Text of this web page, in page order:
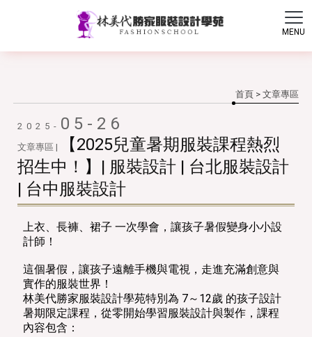
首頁 > 文章專區
2025- 05-26
文章專區 |
【2025兒童暑期服裝課程熱烈
招生中！】| 服裝設計 | 台北服裝設計
| 台中服裝設計
上衣、長褲、裙子 一次學會，讓孩子暑假變身小小設
計師！
這個暑假，讓孩子遠離手機與電視，走進充滿創意與
實作的服裝世界！
林美代勝家服裝設計學苑特別為 7～12歲 的孩子設計
暑期限定課程，從零開始學習服裝設計與製作，課程
內容包含：